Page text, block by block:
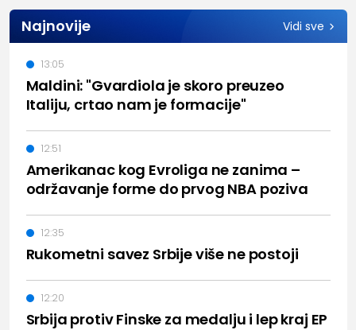
Najnovije Vidi sve
Maldini: "Gvardiola je skoro preuzeo
Italiju, crtao nam je formacije"
13:05
Amerikanac kog Evroliga ne zanima –
održavanje forme do prvog NBA poziva
12:51
Rukometni savez Srbije više ne postoji
12:35
Srbija protiv Finske za medalju i lep kraj EP
12:20